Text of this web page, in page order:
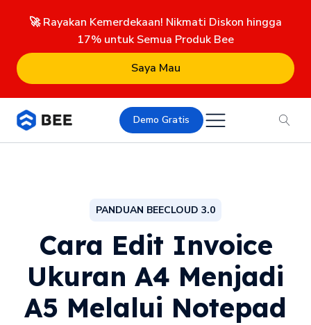
🚀 Rayakan Kemerdekaan! Nikmati Diskon hingga
17% untuk Semua Produk Bee
Saya Mau
Demo Gratis
PANDUAN BEECLOUD 3.0
Cara Edit Invoice
Ukuran A4 Menjadi
A5 Melalui Notepad